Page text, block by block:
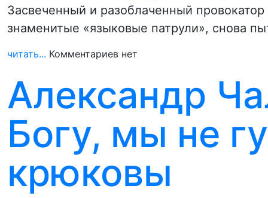
Засвеченный и разоблаченный
знаменитые «языковые патрули», снова
читать... Комментариев нет
Александр
Богу, мы не
крюковы